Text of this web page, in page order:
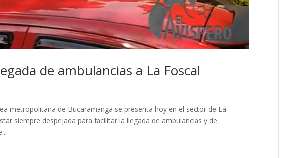
de ambulancias a La Foscal
metropolitana de Bucaramanga se presenta hoy en el sector de La
siempre despejada para facilitar la llegada de ambulancias y de